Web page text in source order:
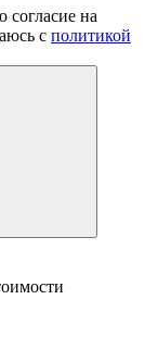
на
c политикой